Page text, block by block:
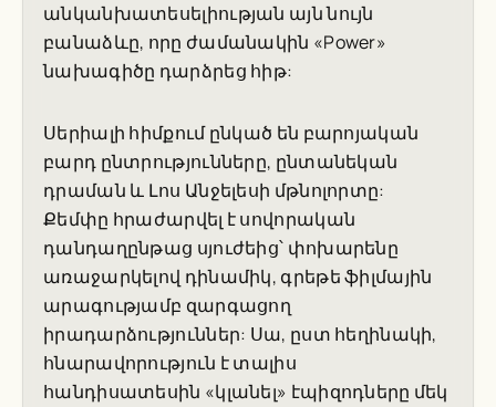
անկանխատեսելիության այն նույն
բանաձևը, որը ժամանակին «Power»
նախագիծը դարձրեց հիթ:
Սերիալի հիմքում ընկած են բարոյական
բարդ ընտրությունները, ընտանեկան
դրաման և Լոս Անջելեսի մթնոլորտը:
Քեմփը հրաժարվել է սովորական
դանդաղընթաց սյուժեից՝ փոխարենը
առաջարկելով դինամիկ, գրեթե ֆիլմային
արագությամբ զարգացող
իրադարձություններ: Սա, ըստ հեղինակի,
հնարավորություն է տալիս
հանդիսատեսին «կլանել» էպիզոդները մեկ